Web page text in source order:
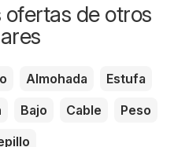
de otros
Almohada
Estufa
Bajo Cable
Peso